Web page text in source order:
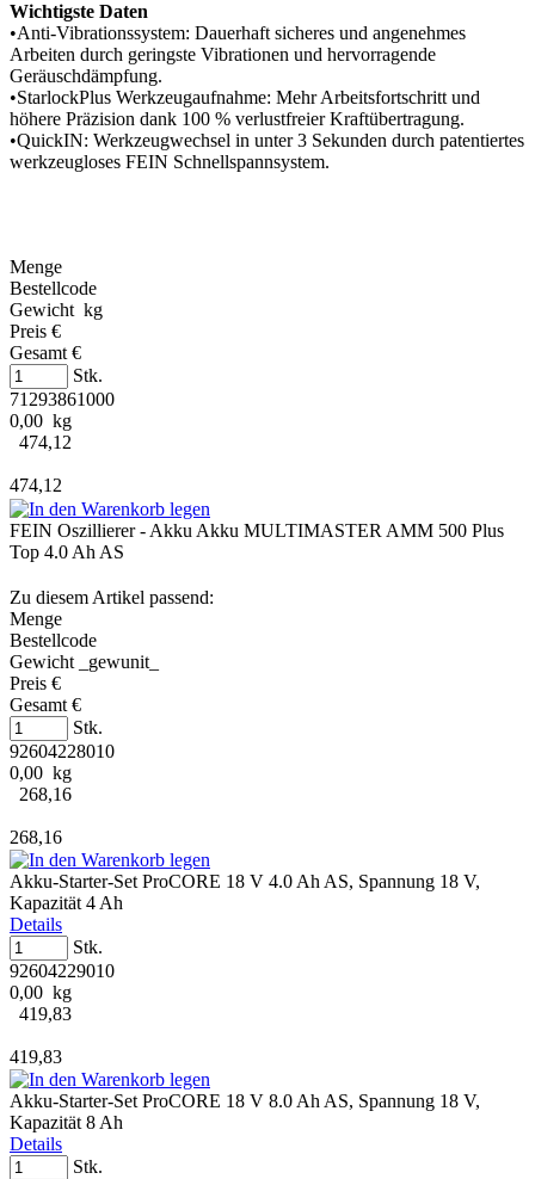
Wichtigste Daten
•Anti-Vibrationssystem: Dauerhaft sicheres und angenehmes
Arbeiten durch geringste Vibrationen und hervorragende
Geräuschdämpfung.
•StarlockPlus Werkzeugaufnahme: Mehr Arbeitsfortschritt und
höhere Präzision dank 100 % verlustfreier Kraftübertragung.
•QuickIN: Werkzeugwechsel in unter 3 Sekunden durch patentiertes
werkzeugloses FEIN Schnellspannsystem.
Menge
Bestellcode
Gewicht kg
Preis €
Gesamt €
Stk.
71293861000
0,00 kg
474,12
474,12
FEIN Oszillierer - Akku Akku MULTIMASTER AMM 500 Plus
Top 4.0 Ah AS
Zu diesem Artikel passend:
Menge
Bestellcode
Gewicht _gewunit_
Preis €
Gesamt €
Stk.
92604228010
0,00 kg
268,16
268,16
Akku-Starter-Set ProCORE 18 V 4.0 Ah AS, Spannung 18 V,
Kapazität 4 Ah
Details
Stk.
92604229010
0,00 kg
419,83
419,83
Akku-Starter-Set ProCORE 18 V 8.0 Ah AS, Spannung 18 V,
Kapazität 8 Ah
Details
Stk.